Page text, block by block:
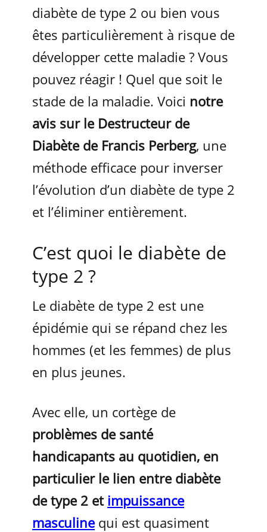
diabète de type 2 ou bien vous
êtes particulièrement à risque de
développer cette maladie ? Vous
pouvez réagir ! Quel que soit le
stade de la maladie. Voici notre
avis sur le Destructeur de
Diabète de Francis Perberg, une
méthode efficace pour inverser
l’évolution d’un diabète de type 2
et l’éliminer entièrement.
C’est quoi le diabète de
type 2 ?
Le diabète de type 2 est une
épidémie qui se répand chez les
hommes (et les femmes) de plus
en plus jeunes.
Avec elle, un cortège de
problèmes de santé
handicapants au quotidien, en
particulier le lien entre diabète
de type 2 et impuissance
masculinequi est quasiment